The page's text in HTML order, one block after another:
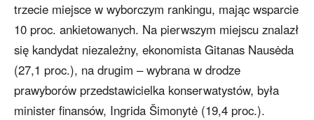
trzecie miejsce w wyborczym rankingu, mając wsparcie
10 proc. ankietowanych. Na pierwszym miejscu znalazł
się kandydat niezależny, ekonomista Gitanas Nausėda
(27,1 proc.), na drugim – wybrana w drodze
prawyborów przedstawicielka konserwatystów, była
minister finansów, Ingrida Šimonytė (19,4 proc.).